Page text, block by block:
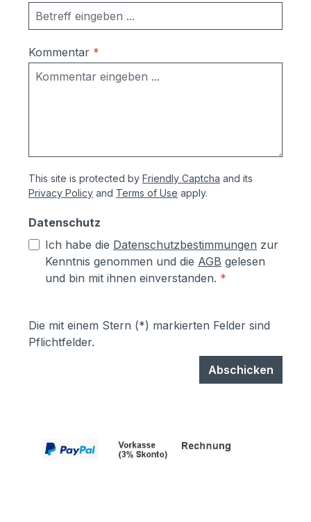
Kommentar *
This site is protected by Friendly Captcha and its
Privacy Policy and Terms of Use apply.
Datenschutz
Ich habe die Datenschutzbestimmungen zur
Kenntnis genommen und die AGB gelesen
und bin mit ihnen einverstanden. *
Die mit einem Stern (*) markierten Felder sind
Pflichtfelder.
Abschicken